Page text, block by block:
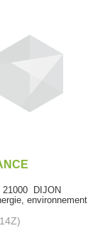
21000 DIJON
environnement